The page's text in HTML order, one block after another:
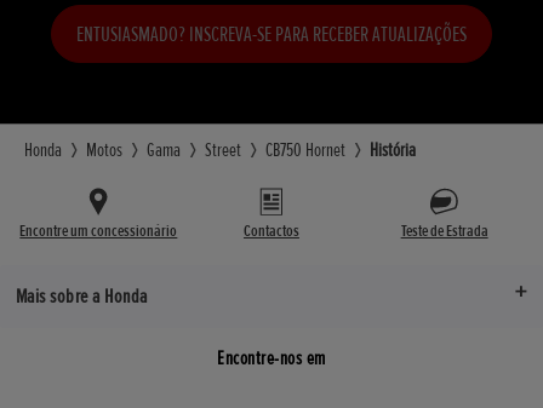
ENTUSIASMADO? INSCREVA-SE PARA RECEBER ATUALIZAÇÕES
Honda Motos Gama Street CB750 Hornet História
Encontre um concessionário Contactos Teste de Estrada
Mais sobre a Honda
Encontre-nos em